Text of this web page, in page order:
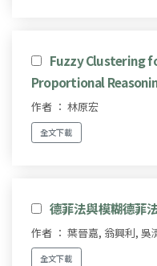
Fuzzy Clustering
Proportional
作者 ： 林原宏
全文下載
德菲法與模糊德菲
作者 ： 葉晉嘉, 翁興利, 吳
全文下載